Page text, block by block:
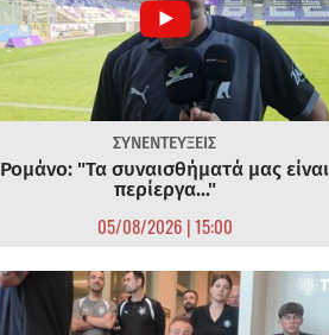
ΣΥΝΕΝΤΕΥΞΕΙΣ
Ρομάνο: "Τα συναισθήματά μας είναι
περίεργα..."
05/08/2026 | 15:00